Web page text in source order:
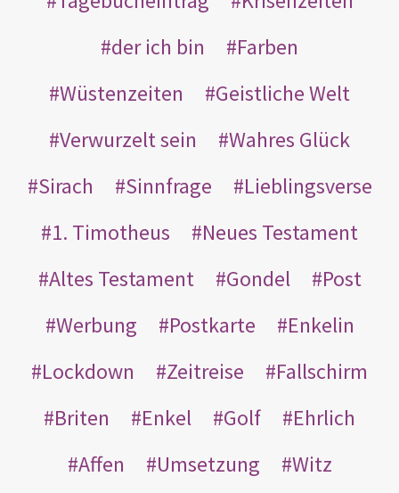
der ich bin
Farben
Wüstenzeiten
Geistliche Welt
Verwurzelt sein
Wahres Glück
Sirach
Sinnfrage
Lieblingsverse
1. Timotheus
Neues Testament
Altes Testament
Gondel
Post
Werbung
Postkarte
Enkelin
Lockdown
Zeitreise
Fallschirm
Briten
Enkel Golf
Ehrlich
Affen
Umsetzung Witz